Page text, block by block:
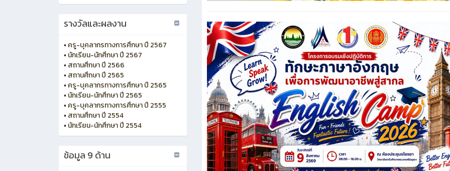
รางวัลและผลงาน
• ครู-บุคลากรทางการศึกษา ปี 2567
• นักเรียน-นักศึกษา ปี 2567
• สถานศึกษา ปี 2566
• สถานศึกษา ปี 2565
• ครู-บุคลากรทางการศึกษา ปี 2565
• นักเรียน-นักศึกษา ปี 2565
• ครู-บุคลากรทางการศึกษา ปี 2555
• สถานศึกษา ปี 2554
• นักเรียน-นักศึกษา ปี 2554
ข้อมูล 9 ด้าน